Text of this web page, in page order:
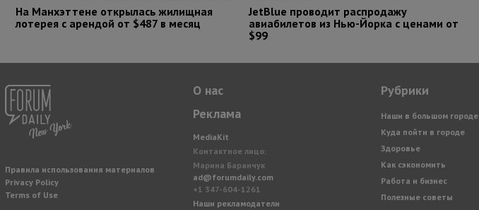
На Манхэттене открылась жилищная
лотерея с арендой от $487 в месяц
JetBlue проводит распродажу
авиабилетов из Нью-Йорка с ценами от
$99
Правила использования материалов
Privacy Policy
Terms of Use
О нас
Реклама
MediaKit
Контактное лицо:
Марина Баранчук
ad@forumdaily.com
+1 347-604-1261
Наши рекламодатели
Рубрики
Наши в большом городе
Куда пойти в городе
Здоровье
Как сэкономить
Работа и бизнес
Полезные советы